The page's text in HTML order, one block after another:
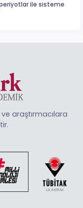
periyotlar ile sisteme
ve araştırmacılara